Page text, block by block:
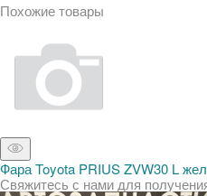
Похожие товары
Фара Toyota PRIUS ZVW30 L
Свяжитесь с нами для